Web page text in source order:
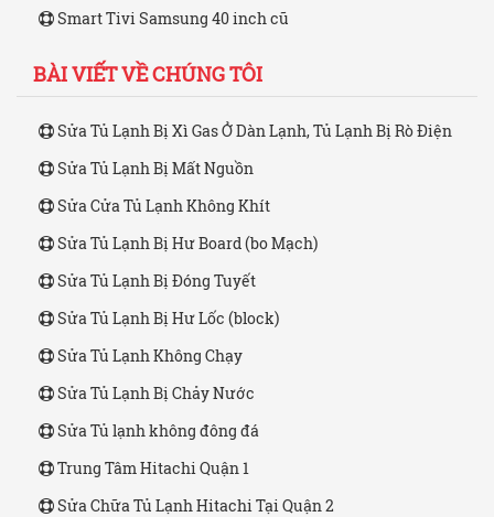
Smart Tivi Samsung 40 inch cũ
BÀI VIẾT VỀ CHÚNG TÔI
Sửa Tủ Lạnh Bị Xì Gas Ở Dàn Lạnh, Tủ Lạnh Bị Rò Điện
Sửa Tủ Lạnh Bị Mất Nguồn
Sửa Cửa Tủ Lạnh Không Khít
Sửa Tủ Lạnh Bị Hư Board (bo Mạch)
Sửa Tủ Lạnh Bị Đóng Tuyết
Sửa Tủ Lạnh Bị Hư Lốc (block)
Sửa Tủ Lạnh Không Chạy
Sửa Tủ Lạnh Bị Chảy Nước
Sửa Tủ lạnh không đông đá
Trung Tâm Hitachi Quận 1
Sửa Chữa Tủ Lạnh Hitachi Tại Quận 2